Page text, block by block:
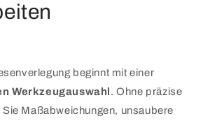
beginnt mit einer
Werkzeugauswahl. Ohne präzise
Maßabweichungen, unsaubere